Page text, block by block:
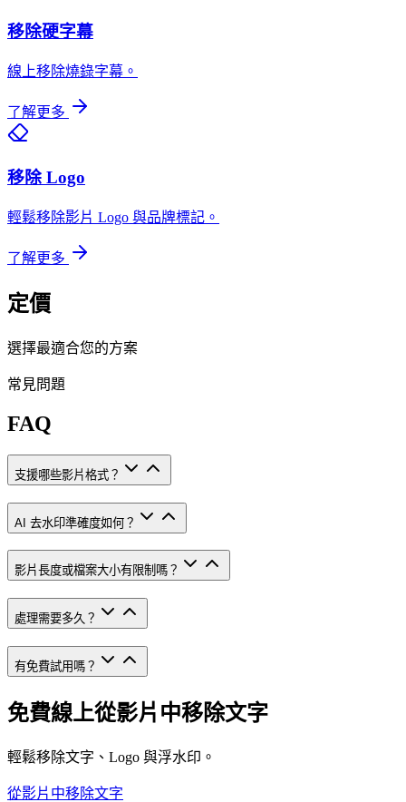
移除硬字幕
線上移除燒錄字幕。
了解更多
移除 Logo
輕鬆移除影片 Logo 與品牌標記。
了解更多
定價
選擇最適合您的方案
常見問題
FAQ
支援哪些影片格式？
AI 去水印準確度如何？
影片長度或檔案大小有限制嗎？
處理需要多久？
有免費試用嗎？
免費線上從影片中移除文字
輕鬆移除文字、Logo 與浮水印。
從影片中移除文字